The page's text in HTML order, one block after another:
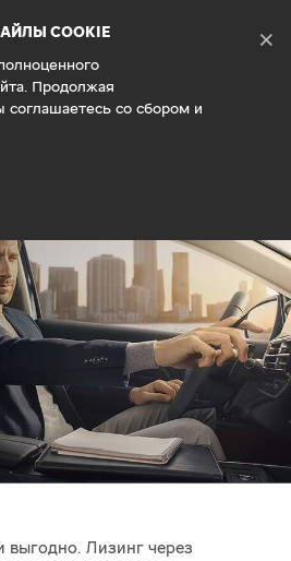
COOKIE
Продолжая
соглашаетесь со сбором и
×
Финансовые услуги
Лизинг через